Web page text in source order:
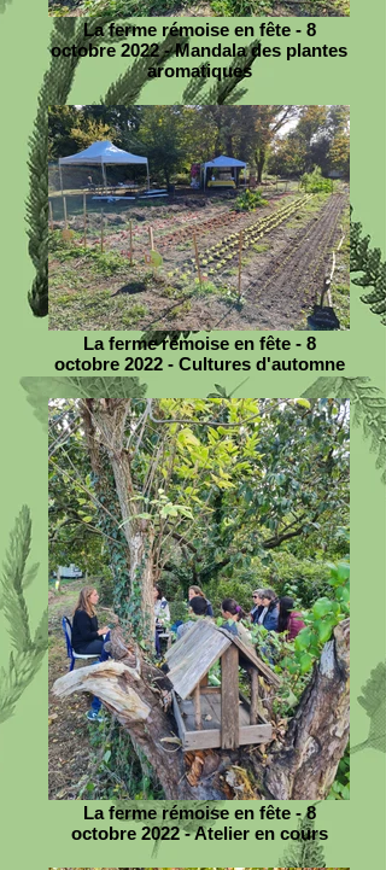
La ferme rémoise en fête - 8
octobre 2022 - Mandala des plantes
aromatiques
La ferme rémoise en fête - 8
octobre 2022 - Cultures d'automne
La ferme rémoise en fête - 8
octobre 2022 - Atelier en cours